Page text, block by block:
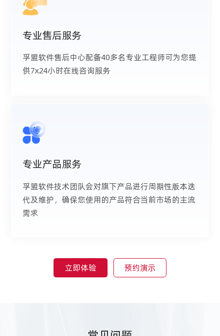
专业售后服务
孚盟软件售后中心配备40多名专业工程师可为您提
供7x24小时在线咨询服务
专业产品服务
孚盟软件技术团队会对旗下产品进行周期性版本迭
代及维护，确保您使用的产品符合当前市场的主流
需求
立即体验 预约演示